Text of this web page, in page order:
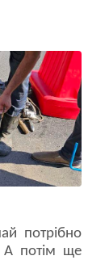
потрібно
А потім ще